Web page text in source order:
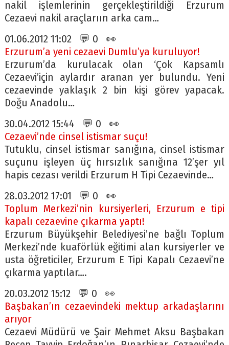
nakil işlemlerinin gerçekleştirildiği Erzurum
Cezaevi nakil araçlarıın arka cam…
01.06.2012 11:02 💬 0 👀
Erzurum’a yeni cezaevi Dumlu’ya kuruluyor!
Erzurum’da kurulacak olan ‘Çok Kapsamlı
Cezaevi’için aylardır aranan yer bulundu. Yeni
cezaevinde yaklaşık 2 bin kişi görev yapacak.
Doğu Anadolu…
30.04.2012 15:44 💬 0 👀
Cezaevi’nde cinsel istismar suçu!
Tutuklu, cinsel istismar sanığına, cinsel istismar
suçunu işleyen üç hırsızlık sanığına 12’şer yıl
hapis cezası verildi Erzurum H Tipi Cezaevinde…
28.03.2012 17:01 💬 0 👀
Toplum Merkezi’nin kursiyerleri, Erzurum e tipi
kapalı cezaevine çıkarma yaptı!
Erzurum Büyükşehir Belediyesi’ne bağlı Toplum
Merkezi’nde kuaförlük eğitimi alan kursiyerler ve
usta öğreticiler, Erzurum E Tipi Kapalı Cezaevi’ne
çıkarma yaptılar….
20.03.2012 15:12 💬 0 👀
Başbakan’ın cezaevindeki mektup arkadaşlarını
arıyor
Cezaevi Müdürü ve Şair Mehmet Aksu Başbakan